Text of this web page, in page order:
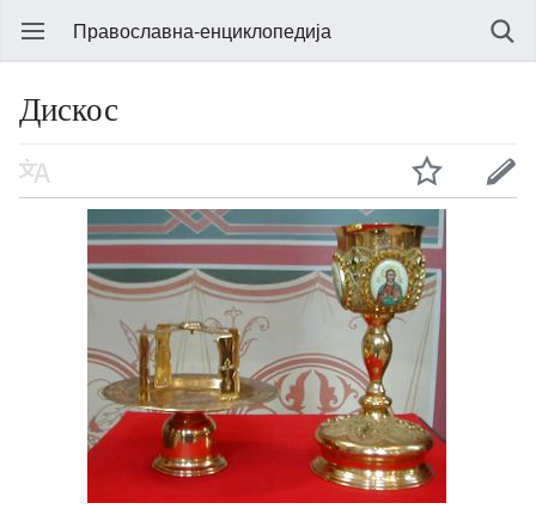
Православна-енциклопедија
Дискос